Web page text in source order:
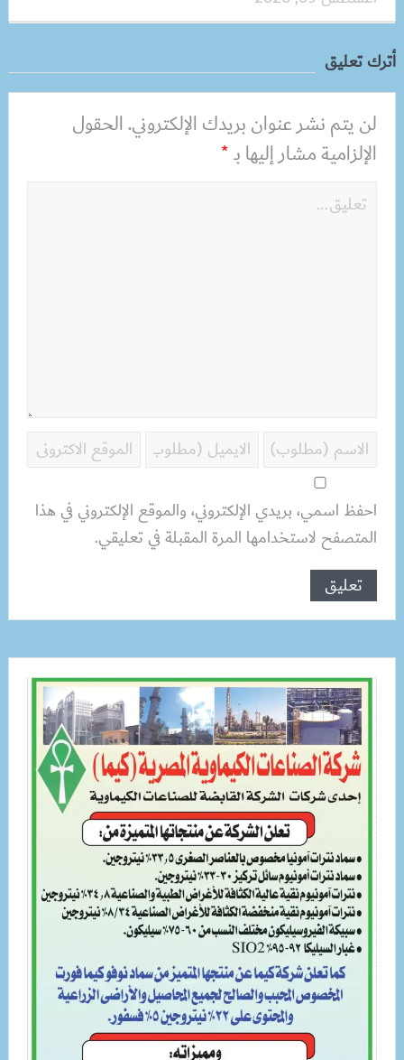
أترك تعليق
لن يتم نشر عنوان بريدك الإلكتروني.الحقول
الإلزامية مشار إليها بـ*
احفظ اسمي، بريدي الإلكتروني، والموقع الإلكتروني في هذا
المتصفح لاستخدامها المرة المقبلة في تعليقي.